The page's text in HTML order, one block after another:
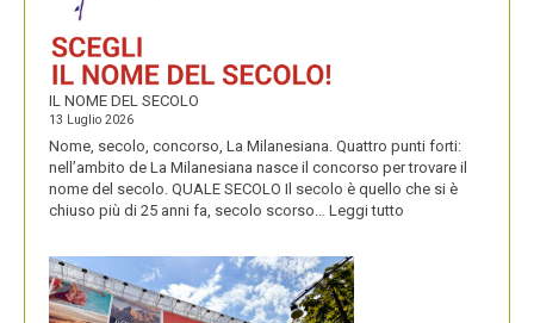
IL NOME DEL SECOLO
13 Luglio 2026
Nome, secolo, concorso, La Milanesiana. Quattro punti forti:
nell’ambito de La Milanesiana nasce il concorso per trovare il
nome del secolo. QUALE SECOLO Il secolo è quello che si è
chiuso più di 25 anni fa, secolo scorso… Leggi tutto